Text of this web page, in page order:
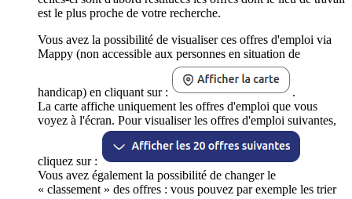
est le plus proche de votre recherche.
Vous avez la possibilité de visualiser ces offres d'emploi via
Mappy (non accessible aux personnes en situation de
handicap) en cliquant sur :
.
La carte affiche uniquement les offres d'emploi que vous
voyez à l'écran. Pour visualiser les offres d'emploi suivantes,
cliquez sur :
Vous avez également la possibilité de changer le
« classement » des offres : vous pouvez par exemple les trier